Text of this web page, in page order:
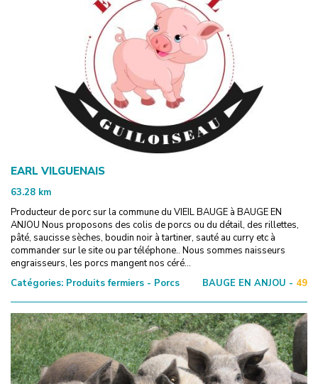
EARL VILGUENAIS
63.28 km
Producteur de porc sur la commune du VIEIL BAUGE à BAUGE EN
ANJOU Nous proposons des colis de porcs ou du détail, des rillettes,
pâté, saucisse sèches, boudin noir à tartiner, sauté au curry etc à
commander sur le site ou par téléphone.. Nous sommes naisseurs
engraisseurs, les porcs mangent nos céré...
Catégories: Produits fermiers - Porcs BAUGE EN ANJOU - 49